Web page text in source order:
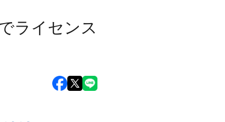
ライセンス